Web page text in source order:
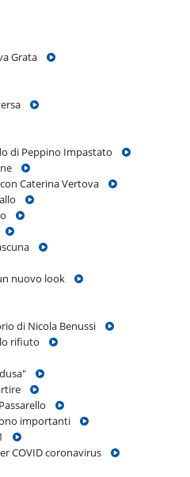
Grata
di Peppino Impastato
Caterina Vertova
nuovo look
di Nicola Benussi
rifiuto
importanti
COVID coronavirus